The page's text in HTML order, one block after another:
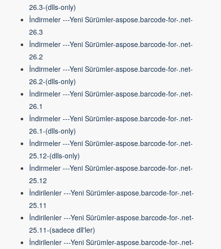
26.3-(dlls-only)
İndirmeler ---Yeni Sürümler-aspose.barcode-for-.net-
26.3
İndirmeler ---Yeni Sürümler-aspose.barcode-for-.net-
26.2
İndirmeler ---Yeni Sürümler-aspose.barcode-for-.net-
26.2-(dlls-only)
İndirmeler ---Yeni Sürümler-aspose.barcode-for-.net-
26.1
İndirmeler ---Yeni Sürümler-aspose.barcode-for-.net-
26.1-(dlls-only)
İndirmeler ---Yeni Sürümler-aspose.barcode-for-.net-
25.12-(dlls-only)
İndirmeler ---Yeni Sürümler-aspose.barcode-for-.net-
25.12
İndirilenler ---Yeni Sürümler-aspose.barcode-for-.net-
25.11
İndirilenler ---Yeni Sürümler-aspose.barcode-for-.net-
25.11-(sadece dll'ler)
İndirilenler ---Yeni Sürümler-aspose.barcode-for-.net-